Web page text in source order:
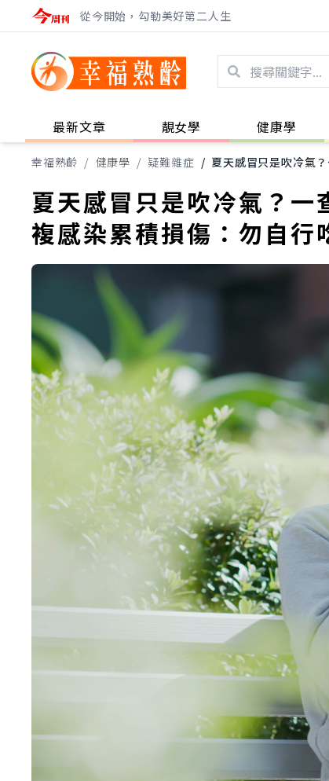
從今開始，勾勒美好第二人生
最新文章 靚女學 健康學
幸福熟齡 / 健康學 / 疑難雜症 / 夏天感冒只是吹冷氣
夏天感冒只是吹冷氣？
複感染累積損傷：勿自行